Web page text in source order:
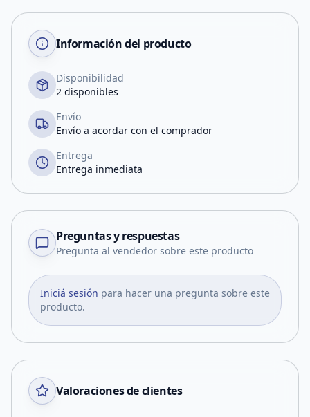
Información del producto
Disponibilidad
2 disponibles
Envío
Envío a acordar con el comprador
Entrega
Entrega inmediata
Preguntas y respuestas
Pregunta al vendedor sobre este producto
Iniciá sesión para hacer una pregunta sobre este
producto.
Valoraciones de clientes